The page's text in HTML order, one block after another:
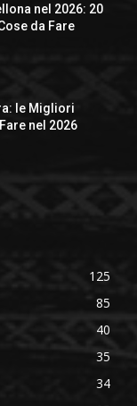
nel 2026: 20
da Fare
le Migliori
nel 2026
125
85
40
35
34